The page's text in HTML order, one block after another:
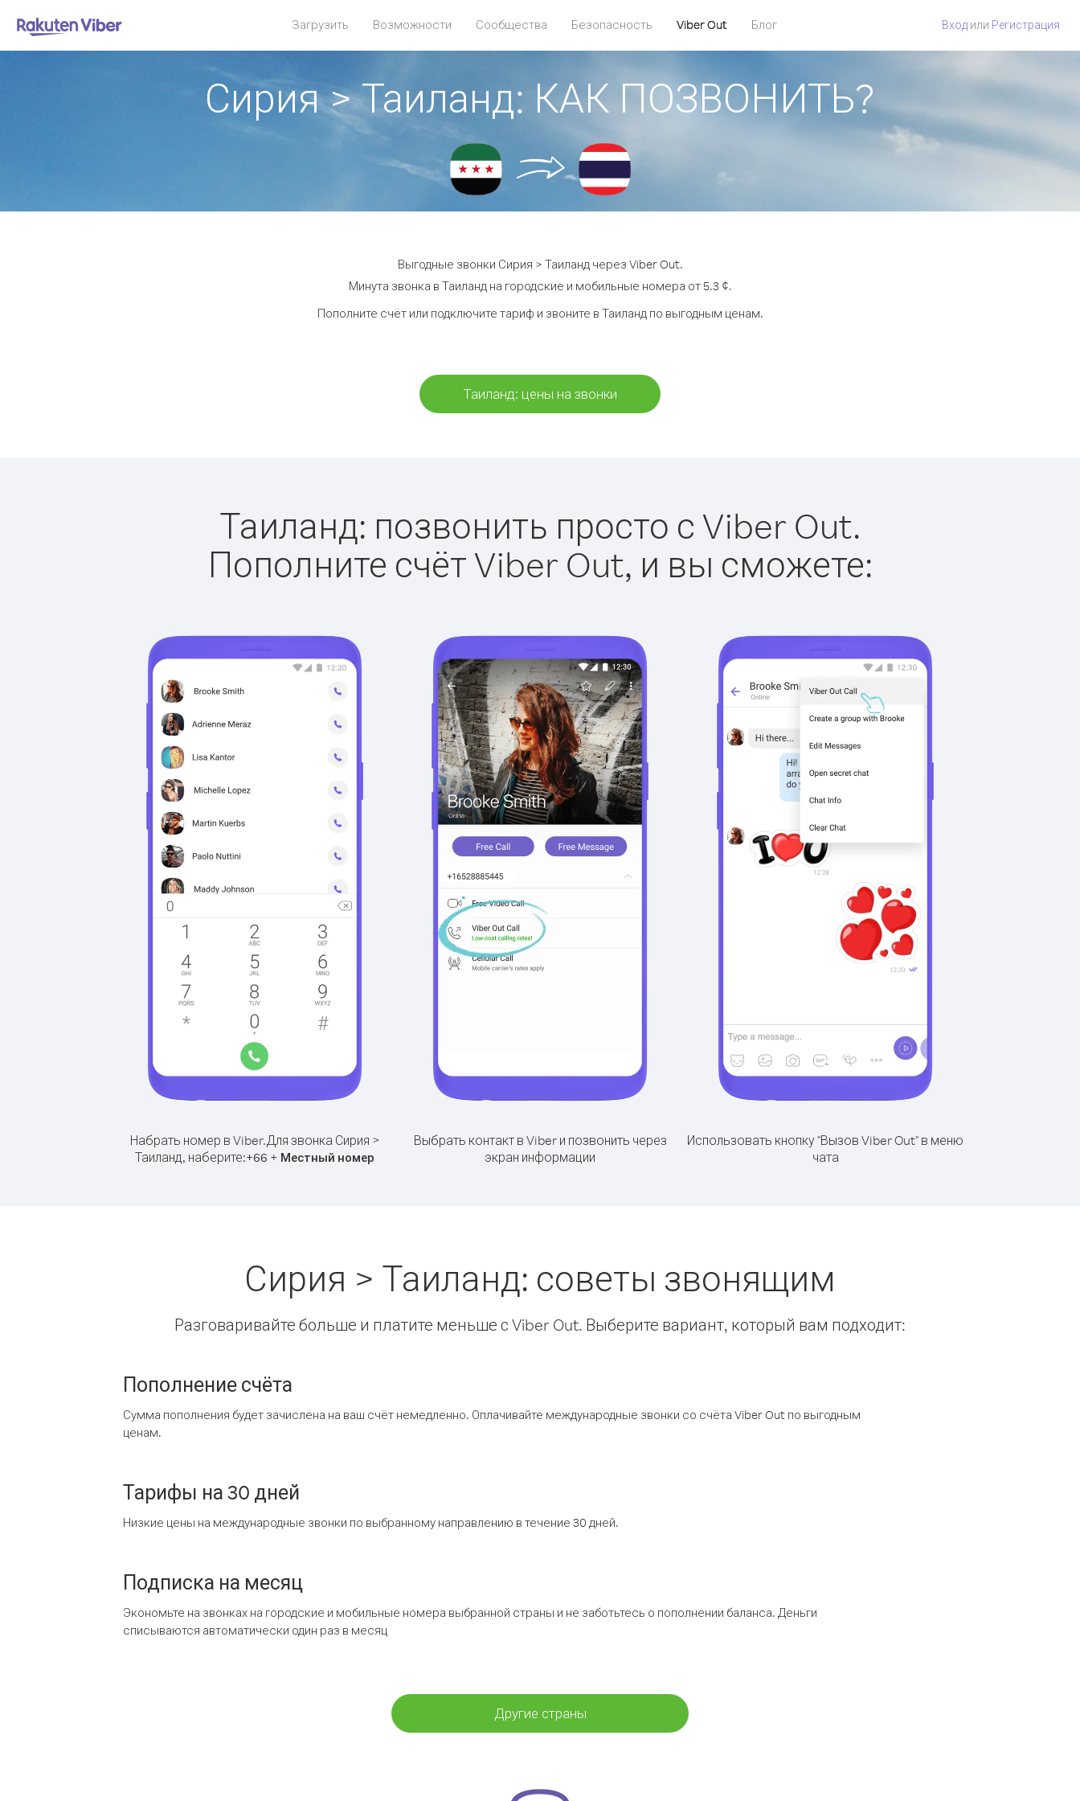
Загрузить Возможности Сообщества Безопасность Viber Out Блог Вход или Регистрация
Сирия > Таиланд: КАК ПОЗВОНИТЬ?
Выгодные звонки Сирия > Таиланд через Viber Out.
Минута звонка в Таиланд на городские и мобильные номера от 5.3 ¢.
Пополните счёт или подключите тариф и звоните в Таиланд по выгодным ценам.
Таиланд: цены на звонки
Таиланд: позвонить просто с Viber Out.
Пополните счёт Viber Out, и вы сможете:
Набрать номер в Viber.Для звонка Сирия >
Таиланд, наберите:+66 + Местный номер
Выбрать контакт в Viber и позвонить через
экран информации
Использовать кнопку "Вызов Viber Out" в меню
чата
Сирия > Таиланд: советы звонящим
Разговаривайте больше и платите меньше с Viber Out. Выберите вариант, который вам подходит:
Пополнение счёта
Сумма пополнения будет зачислена на ваш счёт немедленно. Оплачивайте международные звонки со счёта Viber Out по выгодным
ценам.
Тарифы на 30 дней
Низкие цены на международные звонки по выбранному направлению в течение 30 дней.
Подписка на месяц
Экономьте на звонках на городские и мобильные номера выбранной страны и не заботьтесь о пополнении баланса. Деньги
списываются автоматически один раз в месяц
Другие страны